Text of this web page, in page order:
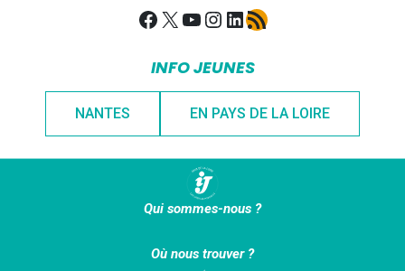
Facebook
X YouTube
Instagram
LinkedIn
Flux RSS
INFO JEUNES
NANTES EN PAYS DE LA LOIRE
Qui sommes-nous ?
Où nous trouver ?